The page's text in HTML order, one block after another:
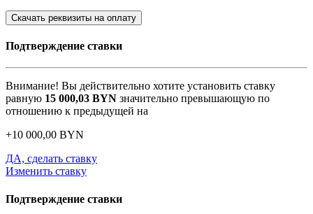
Скачать реквизиты на оплату
Подтверждение ставки
Внимание! Вы действительно хотите установить ставку
равную 15 000,03 BYN значительно превышающую по
отношению к предыдущей на
+10 000,00 BYN
ДА, сделать ставку
Изменить ставку
Подтверждение ставки